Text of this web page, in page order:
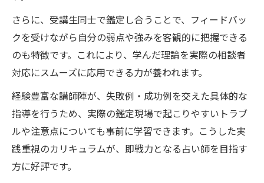
さらに、受講生同士で鑑定し合うことで、フィードバッ
クを受けながら自分の弱点や強みを客観的に把握できる
のも特徴です。これにより、学んだ理論を実際の相談者
対応にスムーズに応用できる力が養われます。
経験豊富な講師陣が、失敗例・成功例を交えた具体的な
指導を行うため、実際の鑑定現場で起こりやすいトラブ
ルや注意点についても事前に学習できます。こうした実
践重視のカリキュラムが、即戦力となる占い師を目指す
方に好評です。